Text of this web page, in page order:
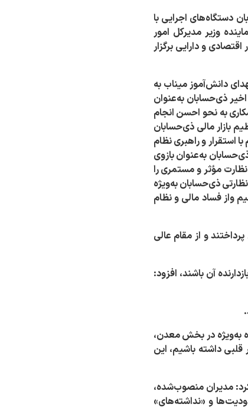
دستگاه‌های اجرایی با
وزیر مدیرکل امور
و دارایی برگزار
دانش‌آموز میناب به
ذی‌حسابان به‌عنوان
به نحو احسن انجام
بازار مالی ذی‌حسابان
استقرار و راهبری نظام
به‌عنوان بازوی
مؤثر و مستمری را
ذی‌حسابان به‌ویژه
واز فساد مالی و نظام
و از مقام عالی
آن باشند، افزود:
.
به‌ویژه در بخش معدن،
قلبی داشته باشیم، این
کرد: مدیران منصوب‌شده،
و «نداشته‌های»